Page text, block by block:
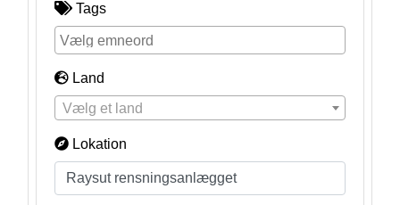
Tags
Land
Vælg et land
Lokation